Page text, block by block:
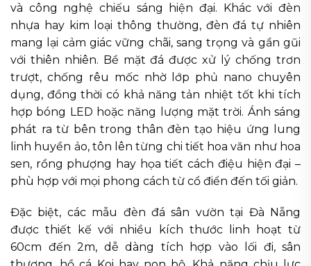
và công nghệ chiếu sáng hiện đại. Khác với đèn
nhựa hay kim loại thông thường, đèn đá tự nhiên
mang lại cảm giác vững chãi, sang trọng và gần gũi
với thiên nhiên. Bề mặt đá được xử lý chống trơn
trượt, chống rêu mốc nhờ lớp phủ nano chuyên
dụng, đồng thời có khả năng tản nhiệt tốt khi tích
hợp bóng LED hoặc năng lượng mặt trời. Ánh sáng
phát ra từ bên trong thân đèn tạo hiệu ứng lung
linh huyền ảo, tôn lên từng chi tiết hoa văn như hoa
sen, rồng phượng hay họa tiết cách điệu hiện đại –
phù hợp với mọi phong cách từ cổ điển đến tối giản.
Đặc biệt, các mẫu đèn đá sân vườn tại Đà Nẵng
được thiết kế với nhiều kích thước linh hoạt từ
60cm đến 2m, dễ dàng tích hợp vào lối đi, sân